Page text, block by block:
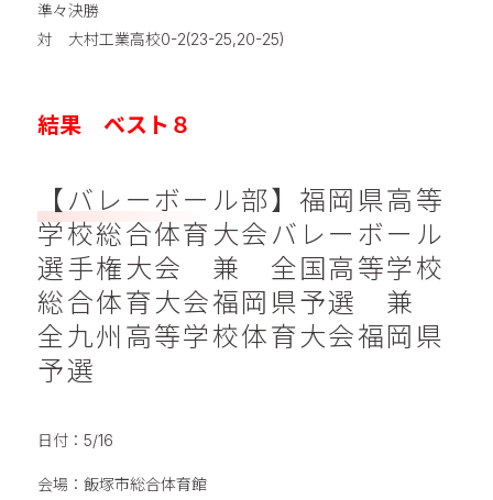
準々決勝
対 大村工業高校0-2(23-25,20-25)
結果 ベスト８
【バレーボール部】福岡県高等
学校総合体育大会バレーボール
選手権大会 兼 全国高等学校
総合体育大会福岡県予選 兼
全九州高等学校体育大会福岡県
予選
日付：5/16
会場：飯塚市総合体育館